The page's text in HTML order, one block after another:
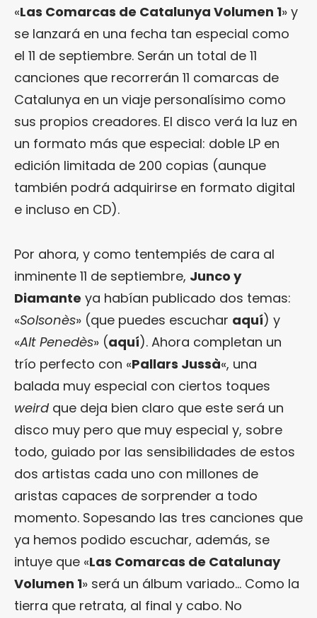
«Las Comarcas de Catalunya Volumen 1» y
se lanzará en una fecha tan especial como
el 11 de septiembre. Serán un total de 11
canciones que recorrerán 11 comarcas de
Catalunya en un viaje personalísimo como
sus propios creadores. El disco verá la luz en
un formato más que especial: doble LP en
edición limitada de 200 copias (aunque
también podrá adquirirse en formato digital
e incluso en CD).
Por ahora, y como tentempiés de cara al
inminente 11 de septiembre, Junco y
Diamante ya habían publicado dos temas:
«Solsonès» (que puedes escuchar aquí) y
«Alt Penedès» (aquí). Ahora completan un
trío perfecto con «Pallars Jussà«, una
balada muy especial con ciertos toques
weirdque deja bien claro que este será un
disco muy pero que muy especial y, sobre
todo, guiado por las sensibilidades de estos
dos artistas cada uno con millones de
aristas capaces de sorprender a todo
momento. Sopesando las tres canciones que
ya hemos podido escuchar, además, se
intuye que «Las Comarcas de Catalunay
Volumen 1» será un álbum variado… Como la
tierra que retrata, al final y cabo. No